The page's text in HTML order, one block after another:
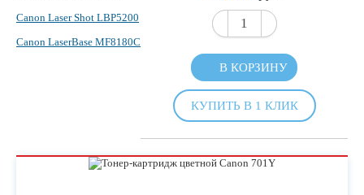
Canon Laser Shot LBP5200
Canon LaserBase MF8180C
В КОРЗИНУ
КУПИТЬ В 1 КЛИК